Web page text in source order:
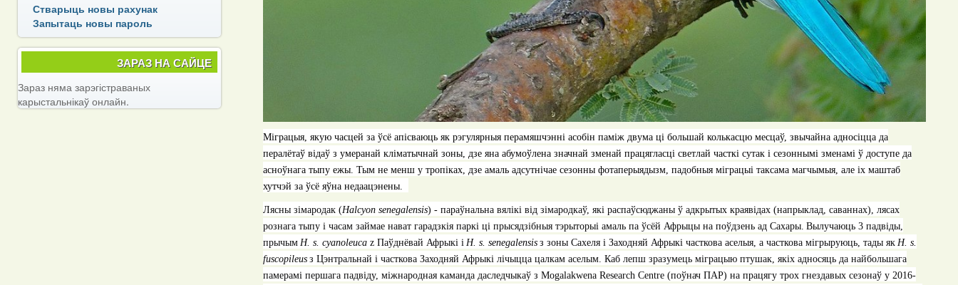
Міграцыя, якую часцей за ўсё апісваюць як рэгулярныя перамяшчэнні асобін паміж двума ці большай колькасцю месцаў, звычайна адносіцца да
пералётаў відаў з умеранай кліматычнай зоны, дзе яна абумоўлена значнай зменай працягласці светлай часткі сутак і сезоннымі зменамі ў доступе да
асноўнага тыпу ежы. Тым не менш у тропіках, дзе амаль адсутнічае сезонны фотаперыядызм, падобныя міграцыі таксама магчымыя, але іх маштаб
хутчэй за ўсё яўна недаацэнены.
Лясны зімародак(Halcyon senegalensis)- параўнальна вялікі від зімародкаў, які распаўсюджаны ў адкрытых краявідах (напрыклад, саваннах), лясах
рознага тыпу і часам займае нават гарадзкія паркі ці прысядзібныя тэрыторыі амаль па ўсёй Афрыцы на поўдзень ад Сахары. Вылучаюць 3 падвіды,
прычым H. s. cyanoleuca zПаўднёвай Афрыкі і H. s. senegalensis з зоны Сахеля і Заходняй Афрыкі часткова аселыя, а часткова мігрыруюць, тады як H. s.
fuscopileus з Цэнтральнай і часткова Заходняй Афрыкі лічыцца цалкам аселым. Каб лепш зразумець міграцыю птушак, якіх адносяць да найбольшага
памерамі першага падвіду, міжнародная каманда даследчыкаў з Mogalakwena Research Centre (поўнач ПАР) на працягу трох гнездавых сезонаў у 2016-
Стварыць новы рахунак
Запытаць новы пароль
ЗАРАЗ НА САЙЦЕ
Зараз няма зарэгістраваных
карыстальнікаў онлайн.